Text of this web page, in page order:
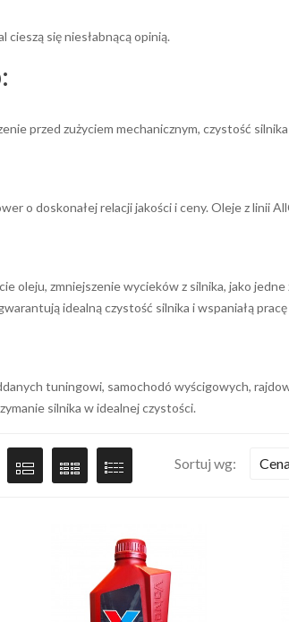
cieszą się niesłabnącą opinią.
przed zużyciem mechanicznym, czystość
o doskonałej relacji jakości i ceny. Oleje z linii
oleju, zmniejszenie wycieków z silnika, jako
idealną czystość silnika i wspaniałą
tuningowi, samochodó wyścigowych,
silnika w idealnej czystości.
Sortuj wg: